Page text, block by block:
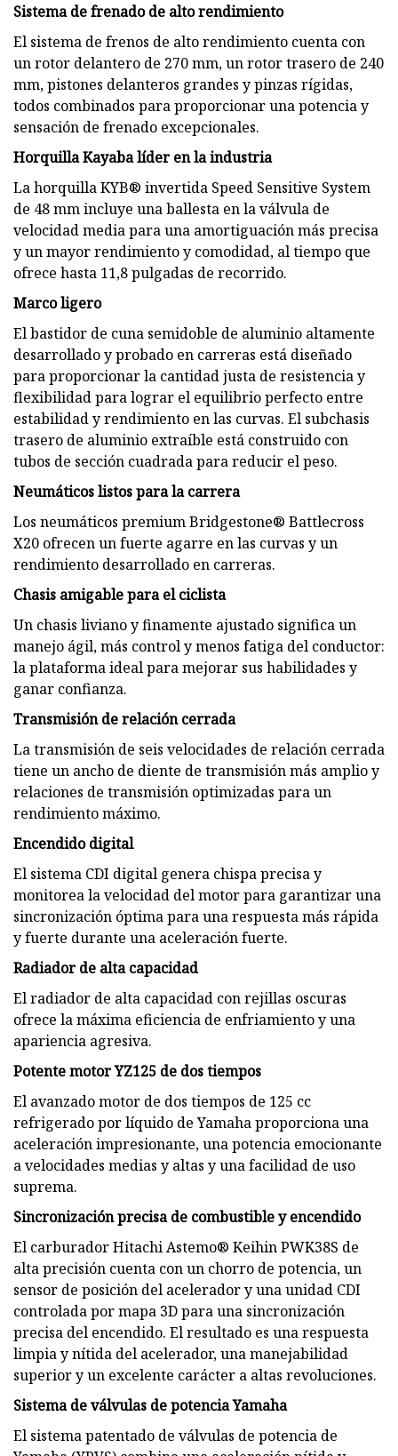
Sistema de frenado de alto rendimiento
El sistema de frenos de alto rendimiento cuenta con
un rotor delantero de 270 mm, un rotor trasero de 240
mm, pistones delanteros grandes y pinzas rígidas,
todos combinados para proporcionar una potencia y
sensación de frenado excepcionales.
Horquilla Kayaba líder en la industria
La horquilla KYB® invertida Speed ​​Sensitive System
de 48 mm incluye una ballesta en la válvula de
velocidad media para una amortiguación más precisa
y un mayor rendimiento y comodidad, al tiempo que
ofrece hasta 11,8 pulgadas de recorrido.
Marco ligero
El bastidor de cuna semidoble de aluminio altamente
desarrollado y probado en carreras está diseñado
para proporcionar la cantidad justa de resistencia y
flexibilidad para lograr el equilibrio perfecto entre
estabilidad y rendimiento en las curvas. El subchasis
trasero de aluminio extraíble está construido con
tubos de sección cuadrada para reducir el peso.
Neumáticos listos para la carrera
Los neumáticos premium Bridgestone® Battlecross
X20 ofrecen un fuerte agarre en las curvas y un
rendimiento desarrollado en carreras.
Chasis amigable para el ciclista
Un chasis liviano y finamente ajustado significa un
manejo ágil, más control y menos fatiga del conductor:
la plataforma ideal para mejorar sus habilidades y
ganar confianza.
Transmisión de relación cerrada
La transmisión de seis velocidades de relación cerrada
tiene un ancho de diente de transmisión más amplio y
relaciones de transmisión optimizadas para un
rendimiento máximo.
Encendido digital
El sistema CDI digital genera chispa precisa y
monitorea la velocidad del motor para garantizar una
sincronización óptima para una respuesta más rápida
y fuerte durante una aceleración fuerte.
Radiador de alta capacidad
El radiador de alta capacidad con rejillas oscuras
ofrece la máxima eficiencia de enfriamiento y una
apariencia agresiva.
Potente motor YZ125 de dos tiempos
El avanzado motor de dos tiempos de 125 cc
refrigerado por líquido de Yamaha proporciona una
aceleración impresionante, una potencia emocionante
a velocidades medias y altas y una facilidad de uso
suprema.
Sincronización precisa de combustible y encendido
El carburador Hitachi Astemo® Keihin PWK38S de
alta precisión cuenta con un chorro de potencia, un
sensor de posición del acelerador y una unidad CDI
controlada por mapa 3D para una sincronización
precisa del encendido. El resultado es una respuesta
limpia y nítida del acelerador, una manejabilidad
superior y un excelente carácter a altas revoluciones.
Sistema de válvulas de potencia Yamaha
El sistema patentado de válvulas de potencia de